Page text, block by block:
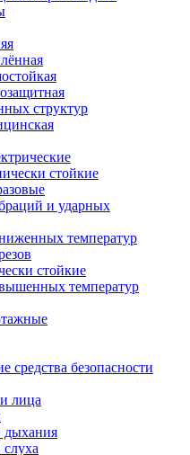
структур
стойкие
и ударных
температур
стойкие
температур
средства безопасности
лица
дыхания